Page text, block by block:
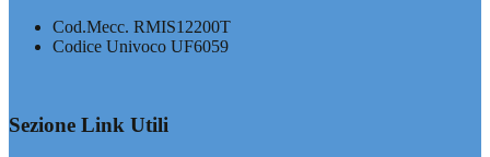
Cod.Mecc. RMIS12200T
Codice Univoco UF6059
Sezione Link Utili